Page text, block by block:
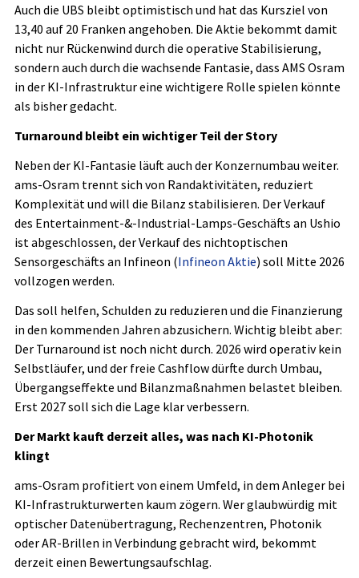
Auch die UBS bleibt optimistisch und hat das Kursziel von
13,40 auf 20 Franken angehoben. Die Aktie bekommt damit
nicht nur Rückenwind durch die operative Stabilisierung,
sondern auch durch die wachsende Fantasie, dass AMS Osram
in der KI-Infrastruktur eine wichtigere Rolle spielen könnte
als bisher gedacht.
Turnaround bleibt ein wichtiger Teil der Story
Neben der KI-Fantasie läuft auch der Konzernumbau weiter.
ams-Osram trennt sich von Randaktivitäten, reduziert
Komplexität und will die Bilanz stabilisieren. Der Verkauf
des Entertainment-&-Industrial-Lamps-Geschäfts an Ushio
ist abgeschlossen, der Verkauf des nichtoptischen
Sensorgeschäfts an Infineon (Infineon Aktie) soll Mitte 2026
vollzogen werden.
Das soll helfen, Schulden zu reduzieren und die Finanzierung
in den kommenden Jahren abzusichern. Wichtig bleibt aber:
Der Turnaround ist noch nicht durch. 2026 wird operativ kein
Selbstläufer, und der freie Cashflow dürfte durch Umbau,
Übergangseffekte und Bilanzmaßnahmen belastet bleiben.
Erst 2027 soll sich die Lage klar verbessern.
Der Markt kauft derzeit alles, was nach KI-Photonik
klingt
ams-Osram profitiert von einem Umfeld, in dem Anleger bei
KI-Infrastrukturwerten kaum zögern. Wer glaubwürdig mit
optischer Datenübertragung, Rechenzentren, Photonik
oder AR-Brillen in Verbindung gebracht wird, bekommt
derzeit einen Bewertungsaufschlag.